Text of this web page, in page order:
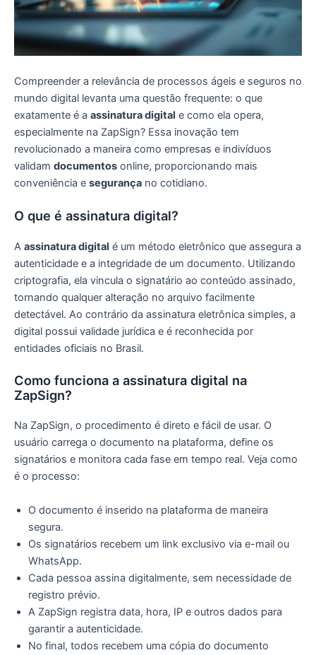
Compreender a relevância de processos ágeis e seguros no
mundo digital levanta uma questão frequente: o que
exatamente é a assinatura digital e como ela opera,
especialmente na ZapSign? Essa inovação tem
revolucionado a maneira como empresas e indivíduos
validam documentos online, proporcionando mais
conveniência e segurança no cotidiano.
O que é assinatura digital?
A assinatura digital é um método eletrônico que assegura a
autenticidade e a integridade de um documento. Utilizando
criptografia, ela vincula o signatário ao conteúdo assinado,
tornando qualquer alteração no arquivo facilmente
detectável. Ao contrário da assinatura eletrônica simples, a
digital possui validade jurídica e é reconhecida por
entidades oficiais no Brasil.
Como funciona a assinatura digital na
ZapSign?
Na ZapSign, o procedimento é direto e fácil de usar. O
usuário carrega o documento na plataforma, define os
signatários e monitora cada fase em tempo real. Veja como
é o processo:
O documento é inserido na plataforma de maneira
segura.
Os signatários recebem um link exclusivo via e-mail ou
WhatsApp.
Cada pessoa assina digitalmente, sem necessidade de
registro prévio.
A ZapSign registra data, hora, IP e outros dados para
garantir a autenticidade.
No final, todos recebem uma cópia do documento